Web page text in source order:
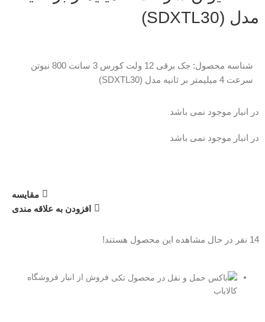
مدل (SDXTL30)
شناسه محصول:
جک برقی 12 ولت کورس 3 سانت 800 نیوتن
سرعت 4 میلیمتر بر ثانیه مدل (SDXTL30)
در انبار موجود نمی باشد
در انبار موجود نمی باشد
مقایسه
افزودن به علاقه مندی
14 نفر در حال مشاهده این محصول هستند!
فروش از انبار فروشگاه
کالایاب